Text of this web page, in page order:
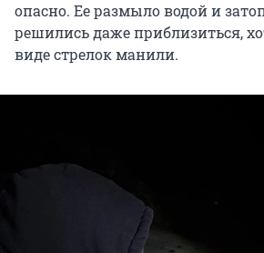
опасно. Ее размыло водой и
решились даже приблизиться,
виде стрелок манили.